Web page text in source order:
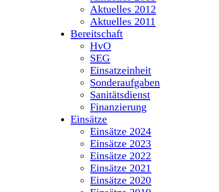
Aktuelles 2012
Aktuelles 2011
Bereitschaft
HvO
SEG
Einsatzeinheit
Sonderaufgaben
Sanitätsdienst
Finanzierung
Einsätze
Einsätze 2024
Einsätze 2023
Einsätze 2022
Einsätze 2021
Einsätze 2020